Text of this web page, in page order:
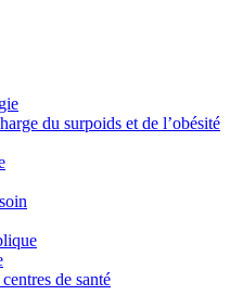
du surpoids et de l’obésité
de santé